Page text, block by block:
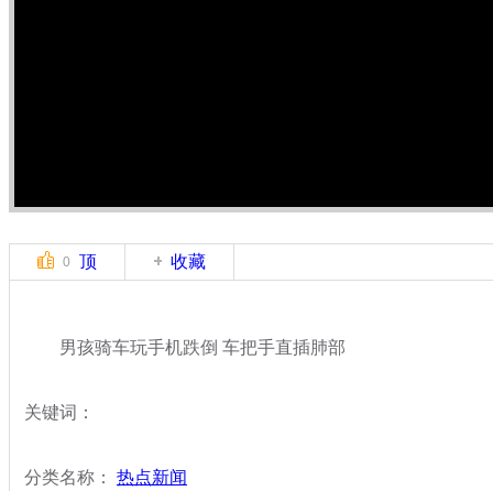
0 顶 收藏
男孩骑车玩手机跌倒 车把手直插肺部
关键词：
分类名称： 热点新闻